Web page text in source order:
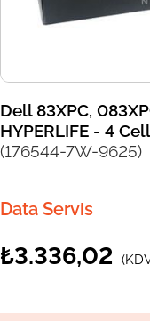
Dell 83XPC,
HYPERLIFE - 4 Cell
(176544-7W-9625)
Data Servis
₺3.336,02